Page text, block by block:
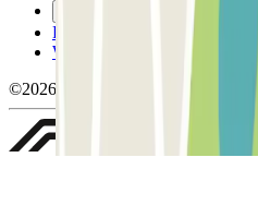
Politique de confidentialité
Whistleblowing
©2026 Parclick. Tous droits réservés